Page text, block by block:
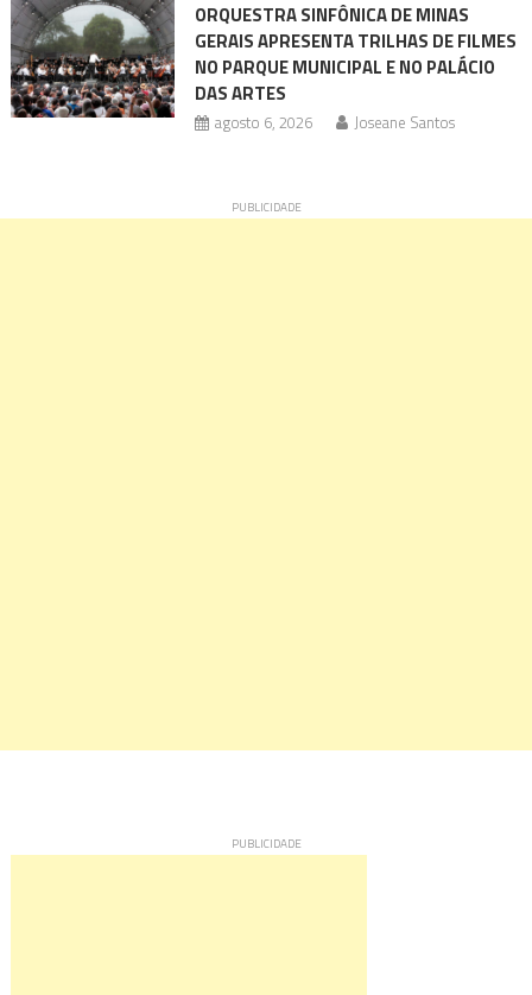
ORQUESTRA SINFÔNICA DE MINAS
GERAIS APRESENTA TRILHAS DE FILMES
NO PARQUE MUNICIPAL E NO PALÁCIO
DAS ARTES
agosto 6, 2026 Joseane Santos